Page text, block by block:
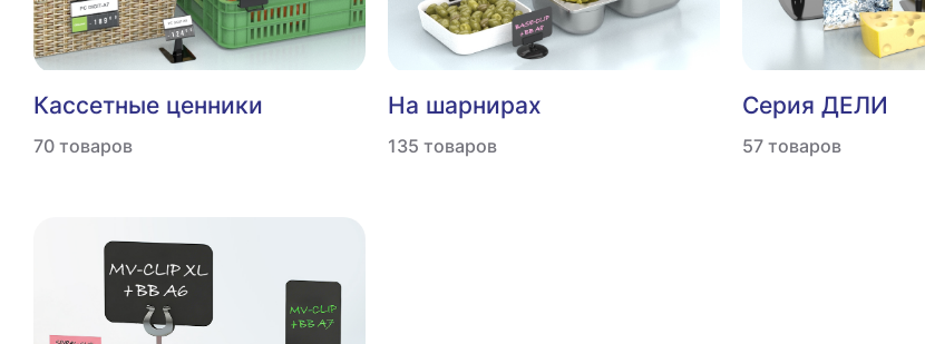
Кассетные ценники
70 товаров
На шарнирах
135 товаров
Серия ДЕЛИ
57 товаров